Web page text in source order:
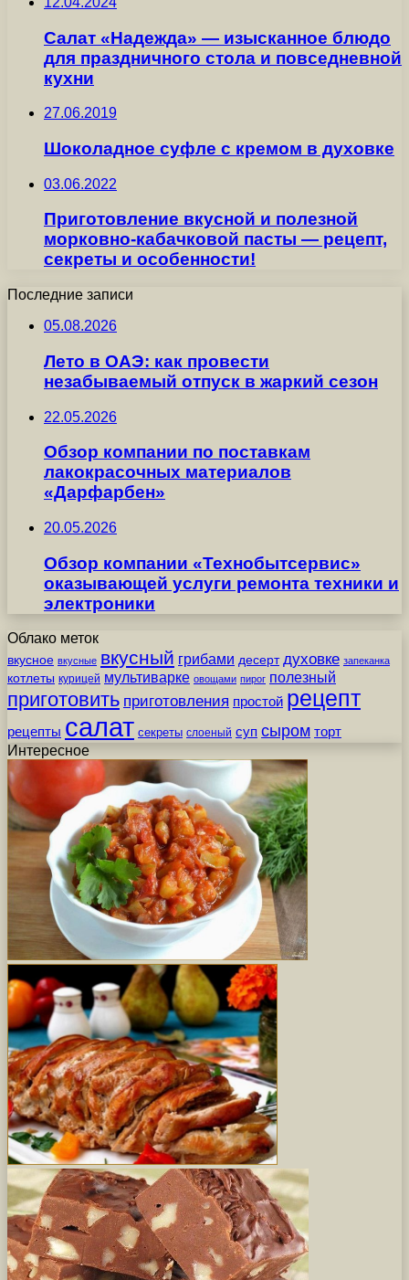
Салат «Надежда» — изысканное блюдо
для праздничного стола и повседневной
кухни
27.06.2019
Шоколадное суфле с кремом в духовке
03.06.2022
Приготовление вкусной и полезной
морковно-кабачковой пасты — рецепт,
секреты и особенности!
Последние записи
05.08.2026
Лето в ОАЭ: как провести
незабываемый отпуск в жаркий сезон
22.05.2026
Обзор компании по поставкам
лакокрасочных материалов
«Дарфарбен»
20.05.2026
Обзор компании «Технобытсервис»
оказывающей услуги ремонта техники и
электроники
Облако меток
вкусное вкусные вкусный грибами десерт духовке запеканка
котлеты курицей мультиварке овощами пирог полезный
приготовить приготовления простой рецепт
рецепты салат секреты слоеный суп сыром торт
Интересное